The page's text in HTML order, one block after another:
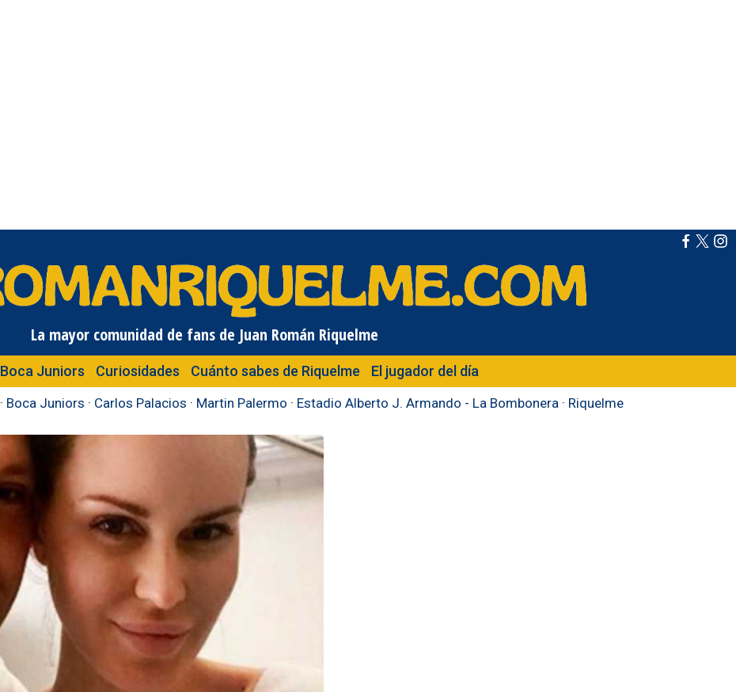
La mayor comunidad de fans de Juan Román Riquelme
Boca Juniors Curiosidades Cuánto sabes de Riquelme El jugador del día
· Boca Juniors · Carlos Palacios · Martin Palermo · Estadio Alberto J. Armando - La Bombonera · Riquelme